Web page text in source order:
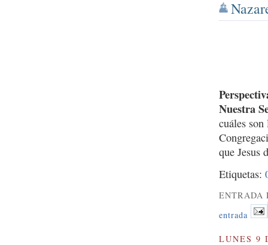
Nuestra
cuáles
que Jesus
Etiquetas:
ENTRADA
entrada
LUNES 9